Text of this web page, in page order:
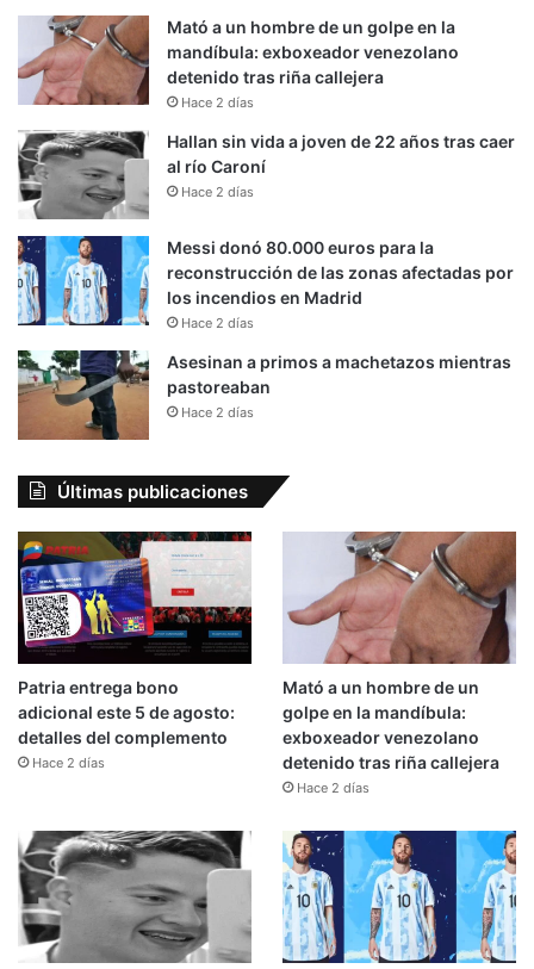
Mató a un hombre de un golpe en la
mandíbula: exboxeador venezolano
detenido tras riña callejera
Hace 2 días
Hallan sin vida a joven de 22 años tras caer
al río Caroní
Hace 2 días
Messi donó 80.000 euros para la
reconstrucción de las zonas afectadas por
los incendios en Madrid
Hace 2 días
Asesinan a primos a machetazos mientras
pastoreaban
Hace 2 días
Últimas publicaciones
Patria entrega bono
adicional este 5 de agosto:
detalles del complemento
Hace 2 días
Mató a un hombre de un
golpe en la mandíbula:
exboxeador venezolano
detenido tras riña callejera
Hace 2 días